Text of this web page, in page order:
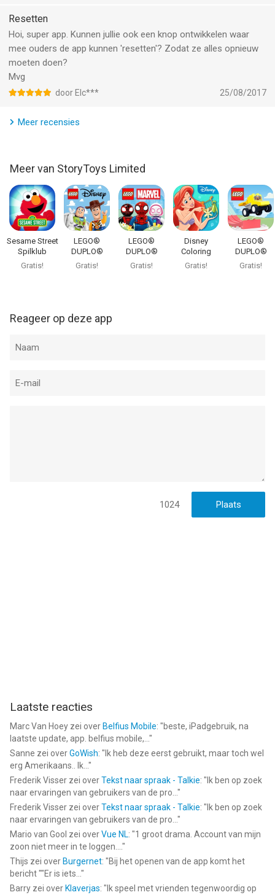
Resetten
Hoi, super app. Kunnen jullie ook een knop ontwikkelen waar
mee ouders de app kunnen 'resetten'? Zodat ze alles opnieuw
moeten doen?
Mvg
door Elc*** 25/08/2017
Meer recensies
Meer van StoryToys Limited
Sesame Street
Spilklub
Gratis!
LEGO®
DUPLO®
Disney
Gratis!
LEGO®
DUPLO®
MARVEL
Gratis!
Disney
Coloring
World
Gratis!
LEGO®
DUPLO®
Wereld
Gratis!
Reageer op deze app
1024
Laatste reacties
Marc Van Hoey zei over Belfius Mobile: "beste, iPadgebruik, na
laatste update, app. belfius mobile,... "
Sanne zei overGoWish: " Ik heb deze eerst gebruikt, maar toch wel
erg Amerikaans.. Ik... "
Frederik Visser zei overTekst naar spraak - Talkie: " Ik ben op zoek
naar ervaringen van gebruikers van de pro... "
Frederik Visser zei overTekst naar spraak - Talkie: " Ik ben op zoek
naar ervaringen van gebruikers van de pro... "
Mario van Gool zei overVue NL: "1 groot drama. Account van mijn
zoon niet meer in te loggen.... "
Thijs zei over Burgernet: "Bij het openen van de app komt het
bericht ""Er is iets... "
Barry zei over Klaverjas: " Ik speel met vrienden tegenwoordig op